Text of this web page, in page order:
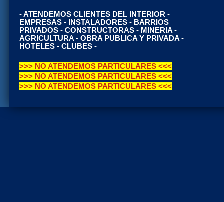
- ATENDEMOS CLIENTES DEL INTERIOR -
EMPRESAS - INSTALADORES - BARRIOS
PRIVADOS - CONSTRUCTORAS - MINERIA -
AGRICULTURA - OBRA PUBLICA Y PRIVADA -
HOTELES - CLUBES -
>>> NO ATENDEMOS PARTICULARES <<<
>>> NO ATENDEMOS PARTICULARES <<<
>>> NO ATENDEMOS PARTICULARES <<<